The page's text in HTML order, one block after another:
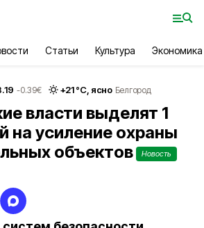
Статьи Культура Экономика
-0.39€ +21°С, ясно Белгород
власти выделят 1
на усиление охраны
объектов
Новость